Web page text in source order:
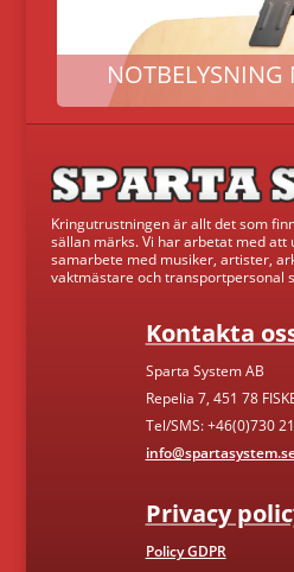
NOTBELYSNING
Kringutrustningen är allt det som
sällan märks. Vi har arbetat med att
samarbete med musiker, artister,
vaktmästare och transportpersonal
Kontakta
Sparta System AB
Repelia 7, 451 78
Tel/SMS: +46(0)730
Privacy
Policy GDPR